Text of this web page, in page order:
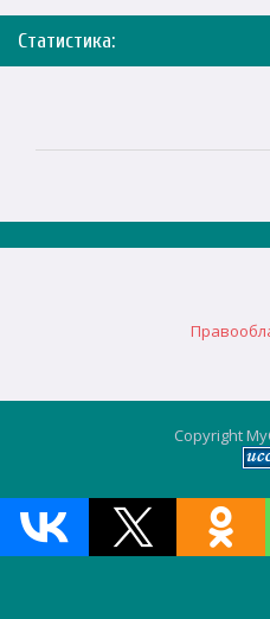
Статистика:
Copyright